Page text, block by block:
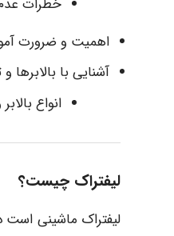
اهمیت و ضرورت
آشنایی با بالابرها
انواع
لیفتراک چیست؟
لیفتراک ماشینی